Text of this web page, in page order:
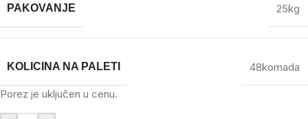
PAKOVANJE 25kg
KOLICINA NA PALETI 48komada
Porez je uključen u cenu.